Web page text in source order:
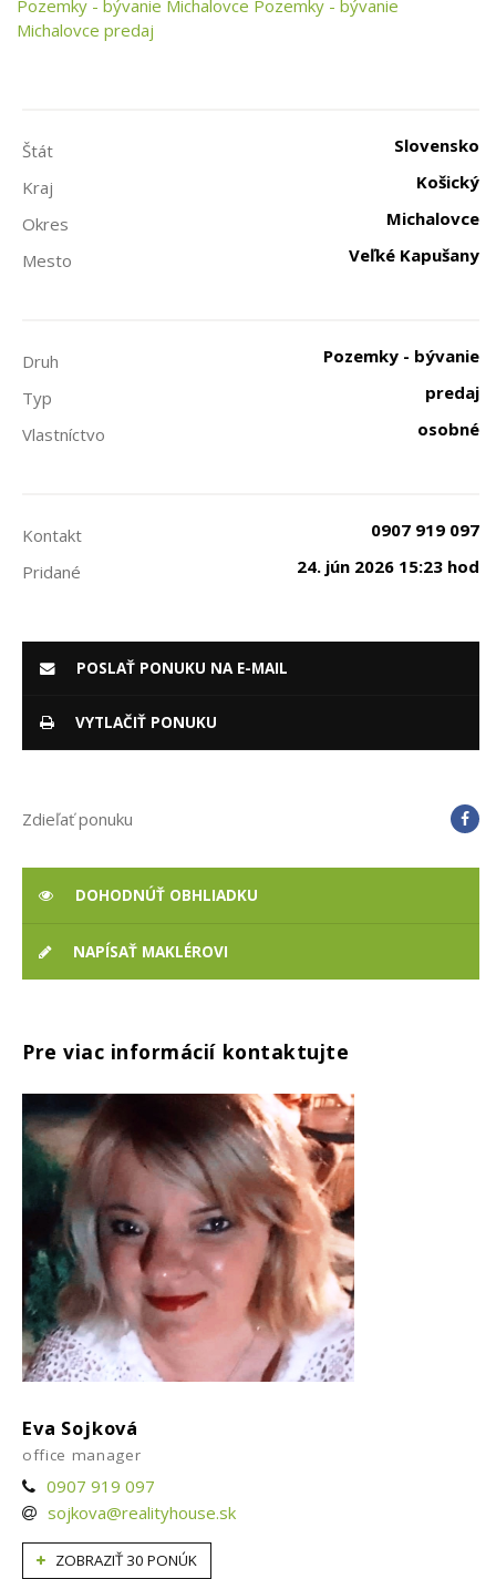
Pozemky - bývanie Michalovce Pozemky - bývanie
Michalovce predaj
Štát
Slovensko
Kraj
Košický
Okres
Michalovce
Mesto
Veľké Kapušany
Druh
Pozemky - bývanie
Typ
predaj
Vlastníctvo
osobné
Kontakt
0907 919 097
Pridané
24. jún 2026 15:23 hod
POSLAŤ PONUKU NA E-MAIL
VYTLAČIŤ PONUKU
Zdieľať ponuku
DOHODNÚŤ OBHLIADKU
NAPÍSAŤ MAKLÉROVI
Pre viac informácií kontaktujte
Eva Sojková
office manager
0907 919 097
sojkova@realityhouse.sk
ZOBRAZIŤ 30 PONÚK